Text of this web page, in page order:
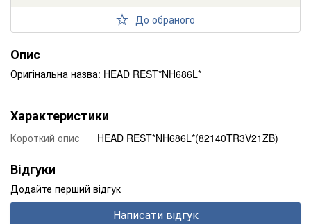
До обраного
Опис
Оригінальна назва: HEAD REST*NH686L*
Характеристики
Короткий опис HEAD REST*NH686L*(82140TR3V21ZB)
Відгуки
Додайте перший відгук
Написати відгук